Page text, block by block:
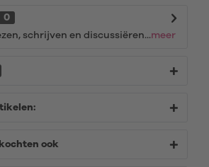
0
schrijven en discussiëren...meer
ook